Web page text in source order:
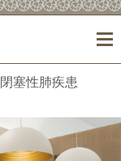
塞性肺疾患